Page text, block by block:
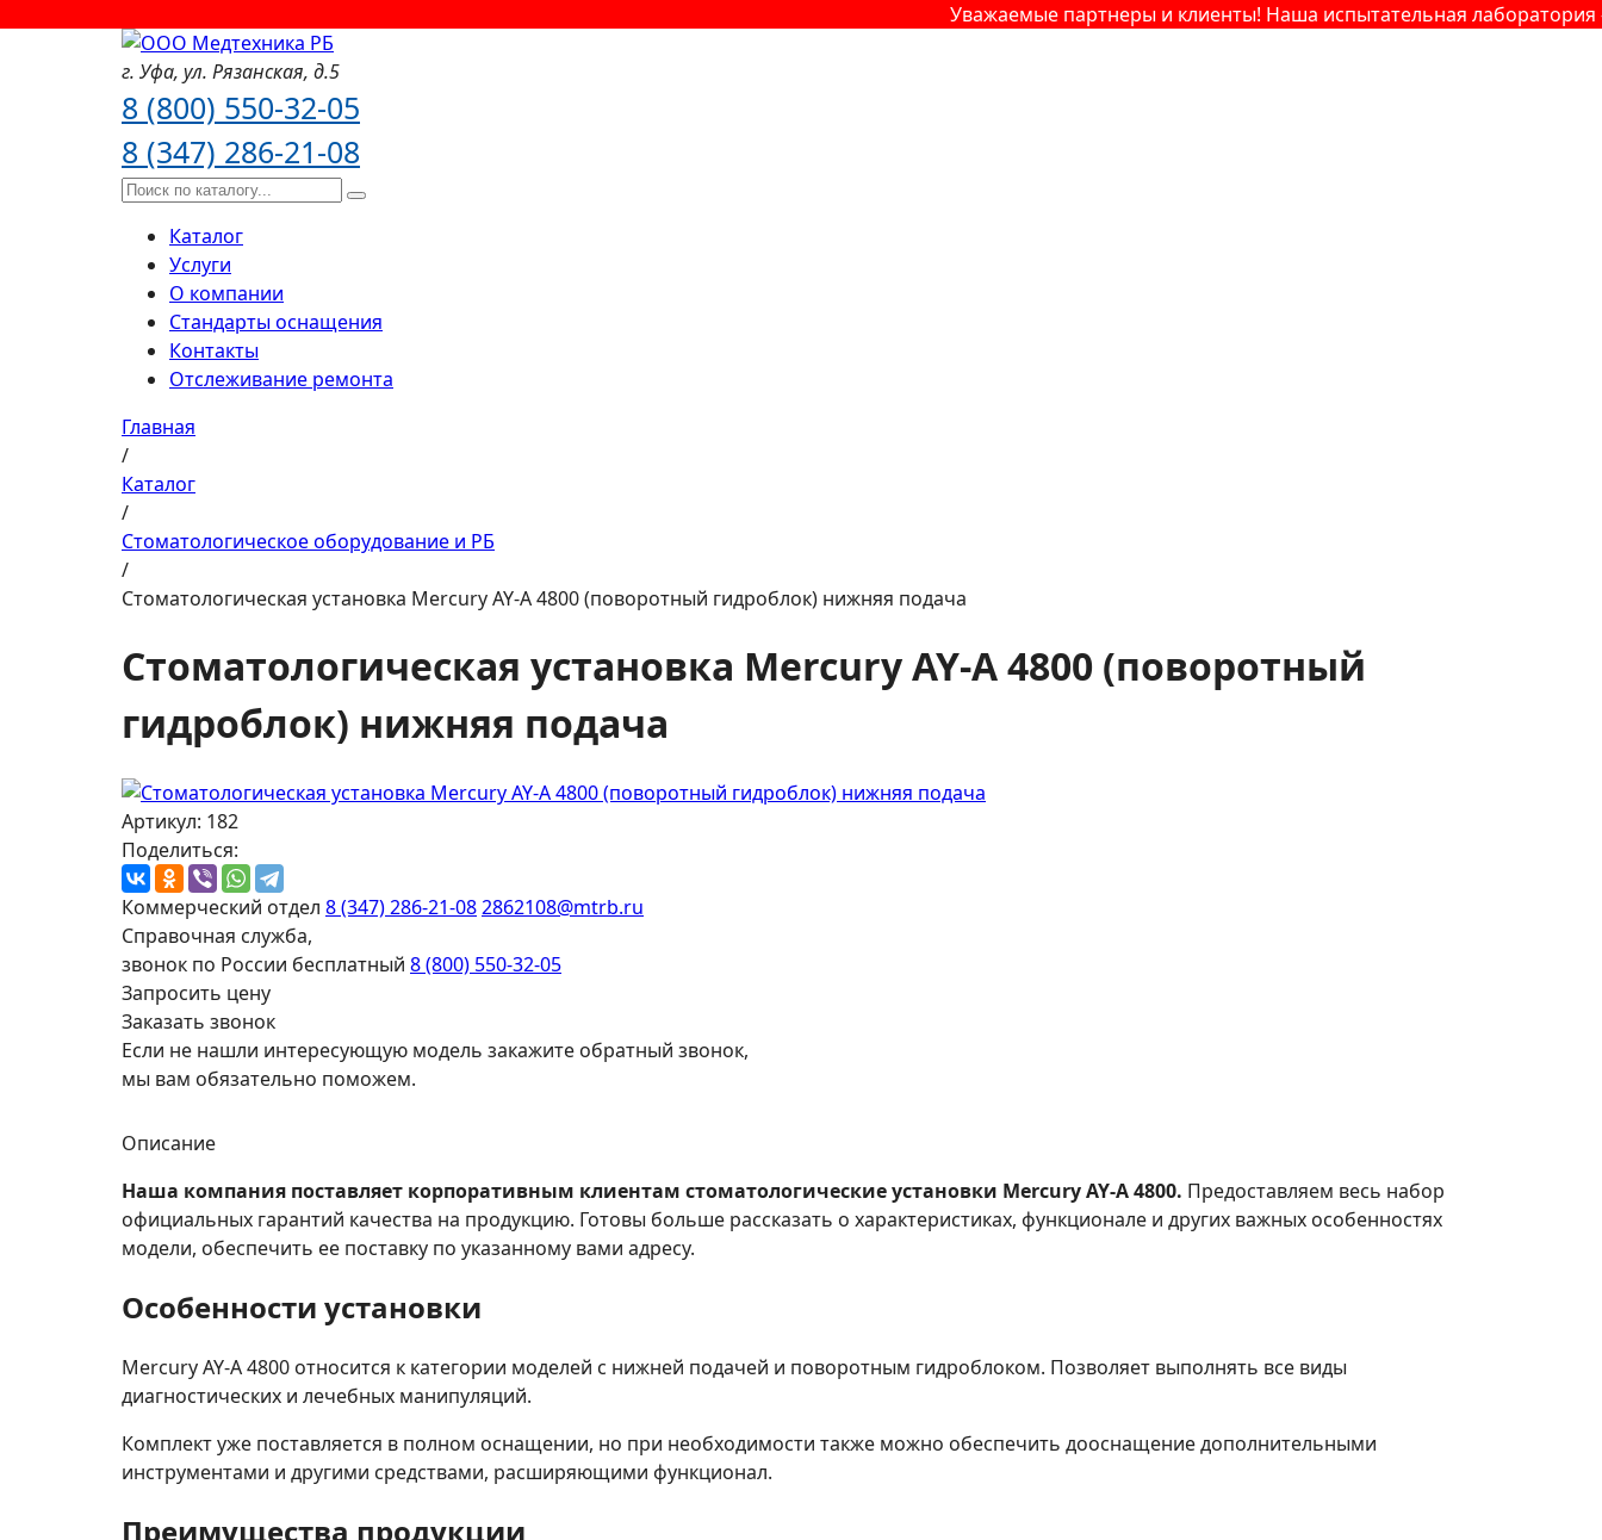
Уважаемые партнеры и клиенты! Наша испытательная лаборатория —
г. Уфа, ул. Рязанская, д.5
8 (800) 550-32-05
8 (347) 286-21-08
Каталог
Услуги
О компании
Стандарты оснащения
Контакты
Отслеживание ремонта
Главная
/
Каталог
/
Стоматологическое оборудование и РБ
/
Стоматологическая установка Mercury AY-A 4800 (поворотный гидроблок) нижняя подача
Стоматологическая установка Mercury AY-A 4800 (поворотный
гидроблок) нижняя подача
Артикул: 182
Поделиться:
Коммерческий отдел 8 (347) 286-21-082862108@mtrb.ru
Справочная служба,
звонок по России бесплатный 8 (800) 550-32-05
Запросить цену
Заказать звонок
Если не нашли интересующую модель закажите обратный звонок,
мы вам обязательно поможем.
Описание
Наша компания поставляет корпоративным клиентам стоматологические установки Mercury AY-A 4800. Предоставляем весь набор
официальных гарантий качества на продукцию. Готовы больше рассказать о характеристиках, функционале и других важных особенностях
модели, обеспечить ее поставку по указанному вами адресу.
Особенности установки
Mercury AY-A 4800 относится к категории моделей с нижней подачей и поворотным гидроблоком. Позволяет выполнять все виды
диагностических и лечебных манипуляций.
Комплект уже поставляется в полном оснащении, но при необходимости также можно обеспечить дооснащение дополнительными
инструментами и другими средствами, расширяющими функционал.
Преимущества продукции